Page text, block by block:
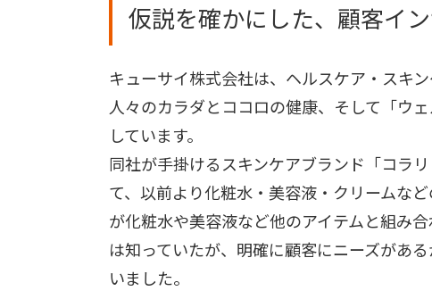
仮説を確かにした、顧客イ
キューサイ株式会社は、ヘルスケア・スキ
人々のカラダとココロの健康、そして「ウ
しています。
同社が手掛けるスキンケアブランド「コラ
て、以前より化粧水・美容液・クリームな
が化粧水や美容液など他のアイテムと組み
は知っていたが、明確に顧客にニーズがあ
いました。